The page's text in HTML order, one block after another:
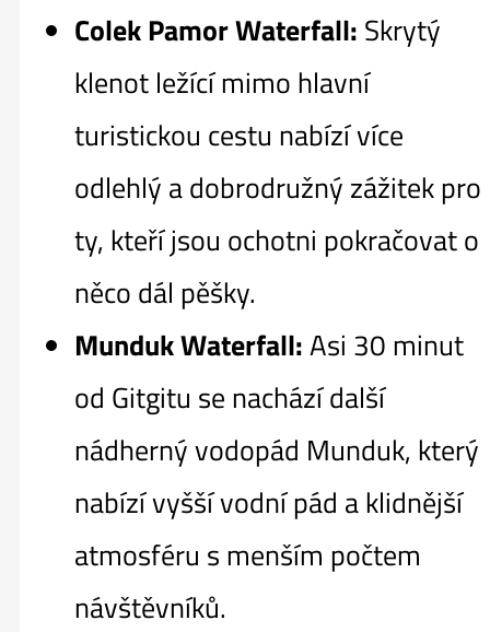
Colek Pamor Waterfall: Skrytý
klenot ležící mimo hlavní
turistickou cestu nabízí více
odlehlý a dobrodružný zážitek pro
ty, kteří jsou ochotni pokračovat o
něco dál pěšky.
Munduk Waterfall:Asi 30 minut
od Gitgitu se nachází další
nádherný vodopád Munduk, který
nabízí vyšší vodní pád a klidnější
atmosféru s menším počtem
návštěvníků.